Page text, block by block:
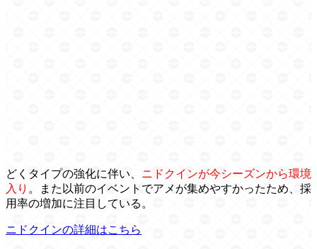
どくタイプの強化に伴い、 ニドクインが今シーズンから環境
入り 。また以前のイベントでアメが集めやすかったため、採
用率の増加に注目している。
ニドクインの詳細はこちら